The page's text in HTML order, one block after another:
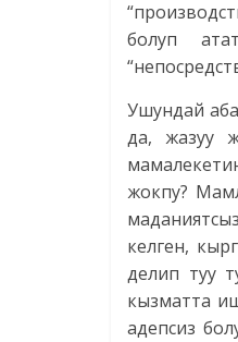
болуп
Ушундай
да, жазуу
жокпу?
келген,
делип туу
кызматта
адепсиз